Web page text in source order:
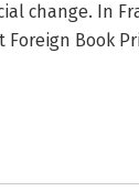
change. In
Book